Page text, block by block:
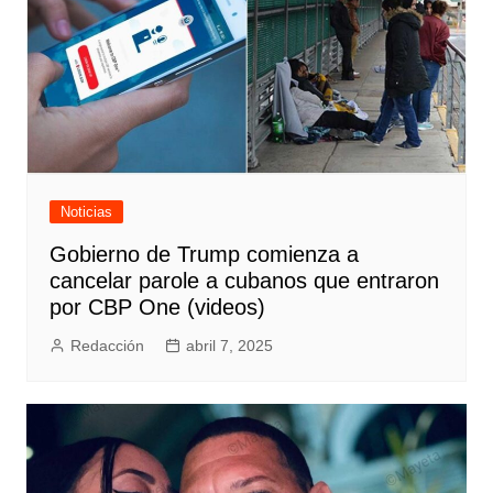
Noticias
Gobierno de Trump comienza a
cancelar parole a cubanos que entraron
por CBP One (videos)
Redacción abril 7, 2025